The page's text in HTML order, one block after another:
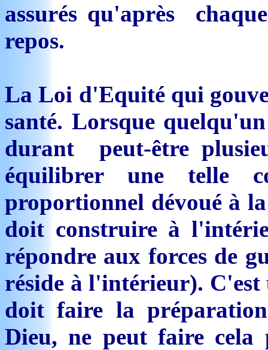
assurés qu'après
repos.
La Loi d'Equité qui
santé. Lorsque
durant peut-être
équilibrer une telle
proportionnel dévoué à
doit construire à
répondre aux forces de
réside à l'intérieur). C'est
doit faire la préparation
Dieu, ne peut faire